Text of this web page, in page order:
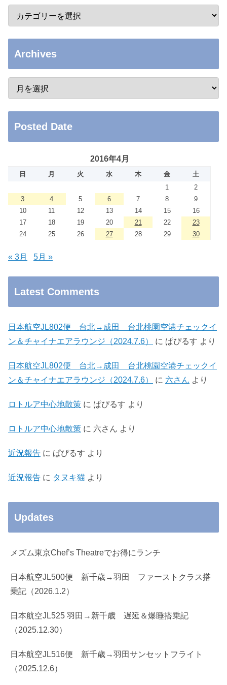
Archives
Posted Date
2016年4月
日 月 火 水 木 金
土
1
2
3
4 5 6 7 8
9
10
11 12 13 14 15
16
17
18 19 20 21 22
23
24
25 26 27 28 29 30
« 3月 5月 »
Latest Comments
日本航空JL802便 台北→成田 台北桃園空港チェックイ
ン＆チャイナエアラウンジ（2024.7.6）
に ぱぴるす より
日本航空JL802便 台北→成田 台北桃園空港チェックイ
ン＆チャイナエアラウンジ（2024.7.6）
に 六さん より
ロトルア中心地散策 に ぱぴるす より
ロトルア中心地散策 に 六さん より
近況報告 に ぱぴるす より
近況報告 に タヌキ猫 より
Updates
メズム東京Chef’s Theatreでお得にランチ
日本航空JL500便 新千歳→羽田 ファーストクラス搭
乗記（2026.1.2）
日本航空JL525 羽田→新千歳 遅延＆爆睡搭乗記
（2025.12.30）
日本航空JL516便 新千歳→羽田サンセットフライト
（2025.12.6）